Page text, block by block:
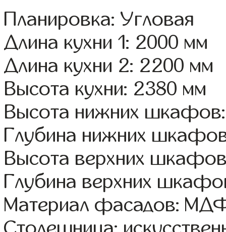
Планировка: Угловая
Длина кухни 1: 2000 мм
Длина кухни 2: 2200 мм
Высота кухни: 2380 мм
Высота нижних
Глубина нижних
Высота верхних
Глубина верхних
Материал фасадов: